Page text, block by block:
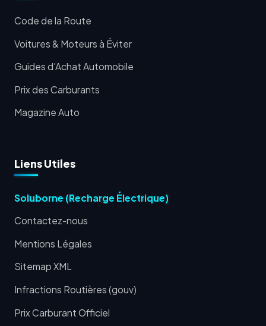
Code de la Route
Voitures & Moteurs à Éviter
Guides d'Achat Automobile
Prix des Carburants
Magazine Auto
Liens Utiles
Soluborne (Recharge Électrique)
Contactez-nous
Mentions Légales
Sitemap XML
Infractions Routières (gouv)
Prix Carburant Officiel